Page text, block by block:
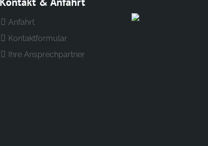
Anfahrt
Kontaktformular
Ihre Ansprechpartner